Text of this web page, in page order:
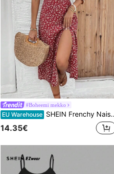
#Boheemi mekko
EU Warehouse SHEIN Frenchy Naisten rento, ditsy-kukkakuvioinen napitettava mekko lomalle
14.35€